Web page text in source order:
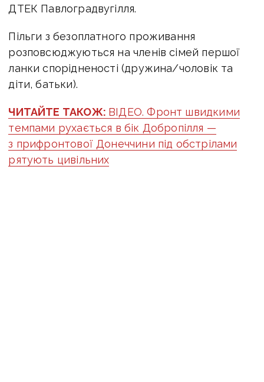
ДТЕК Павлоградвугілля.
Пільги з безоплатного проживання
розповсюджуються на членів сімей першої
ланки спорідненості (дружина/чоловік та
діти, батьки).
ЧИТАЙТЕ ТАКОЖ: ВІДЕО. Фронт швидкими
темпами рухається в бік Добропілля —
з прифронтової Донеччини під обстрілами
рятують цивільних